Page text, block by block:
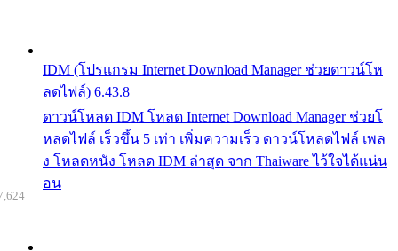
IDM (โปรแกรม Internet Download Manager ช่วยดาวน์โห
ลดไฟล์) 6.43.8
ดาวน์โหลด IDM โหลด Internet Download Manager ช่วยโ
หลดไฟล์ เร็วขึ้น 5 เท่า เพิ่มความเร็ว ดาวน์โหลดไฟล์ เพล
ง โหลดหนัง โหลด IDM ล่าสุด จาก Thaiware ไว้ใจได้แน่น
อน